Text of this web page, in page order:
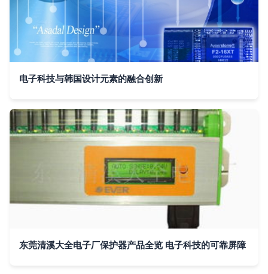
电子科技与韩国设计元素的融合创新
东莞清溪大全电子厂保护器产品全览 电子科技的可靠屏障